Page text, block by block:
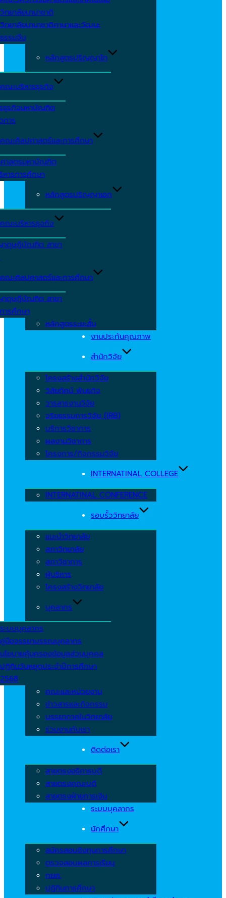
วิทยาลัยนานาชาติ
วิทยาลัยนานาชาติภาษาและวัฒนะ
ธรรมจีน
หลักสูตรปริญญาโท
คณะบริหารธุรกิจ
ธุรกิจมหาบัณฑิต
การ
คณะศิลปศาสตร์และการศึกษา
าสตรมหาบัณฑิต
หารการศึกษา
หลักสูตรปริญญาเอก
คณะบริหารธุจกิจ
ดุษฎีบัณฑิต สาขา
คณะศิลปศาสตร์และการศึกษา
ดุษฎีบัณฑิต สาขา
ารศึกษา
หลักสูตรระยะสั้น
งานประกันคุณภาพ
สำนักวิจัย
โครงสร้างสำนักวิจัย
วิสัยทัศน์ พันธกิจ
วารสารงานวิจัย
จริยธรรมการวิจัย (IRB)
บริการวิชาการ
ผลงานวิชาการ
โครงการ/กิจกรรมวิจัย
INTERNATINAL COLLEGE
INTERNATINAL CONFERENCE
รอบรั้ววิทยาลัย
แนะนำวิทยาลัย
สภาวิทยาลัย
สภาวิชาการ
ผู้บริหาร
โครงสร้างวิทยาลัย
บุคลากร
ระบบบุคลากร
คู่มือจรรยาบรรณบุคลากร
นโยบายคุ้มครองข้อมูลส่วนบุคคล
ปฏิทินวันหยุดประจำปีการศึกษา
2568
คณะและหน่วยงาน
ข่าวสารและกิจกรรม
บรรยากาศในวิทยาลัย
ร่วมงานกับเรา
ติดต่อเรา
สายตรงอธิการบดี
สายตรงคณะบดี
สายตรงฝ่ายการเงิน
ระบบบุคลากร
นักศึกษา
สมัครสอบชิงทุนการศึกษา
ตรวจสอบผลการเรียน
กยศ.
ปฏิทินการศึกษา